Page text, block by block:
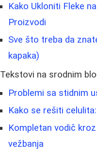
Kako Ukloniti Fleke
Proizvodi
Sve što treba da
kapaka)
Tekstovi na srodnim
Problemi sa stidnim
Kako se rešiti
Kompletan vodič
vežbanja